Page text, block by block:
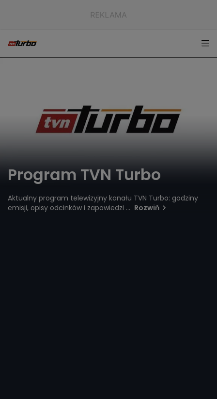
Program TVN Turbo
Aktualny program telewizyjny kanału TVN Turbo: godziny
emisji, opisy odcinków i zapowiedzi Rozwiń